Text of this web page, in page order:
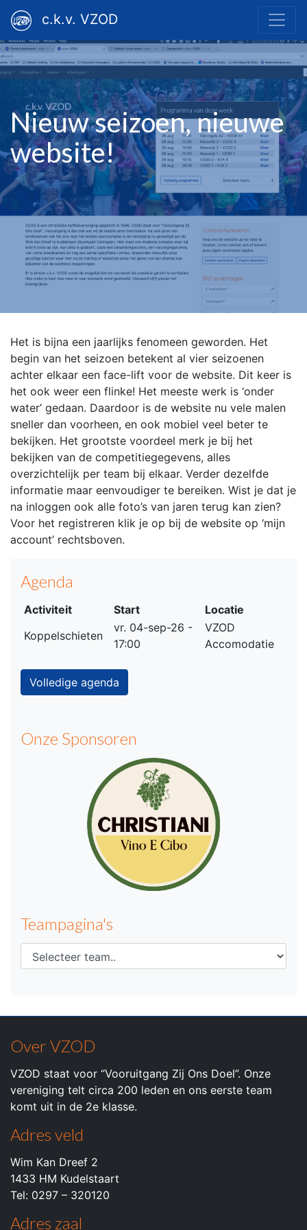
c.k.v. VZOD
Nieuw seizoen, nieuwe
website!
Het is bijna een jaarlijks fenomeen geworden. Het
begin van het seizoen betekent al vier seizoenen
achter elkaar een face-lift voor de website. Dit keer is
het ook weer een flinke! Het meeste werk is ‘onder
water’ gedaan. Daardoor is de website nu vele malen
sneller dan voorheen, en ook mobiel veel beter te
bekijken. Het grootste voordeel merk je bij het
bekijken van de competitiegegevens, alles
overzichtelijk per team bij elkaar. Verder dezelfde
informatie maar eenvoudiger te bereiken. Wist je dat je
na inloggen ook alle foto’s van jaren terug kan zien?
Voor het registreren klik je op bij de website op ‘mijn
account’ rechtsboven.
Agenda
Activiteit Start
Locatie
Koppelschieten
vr. 04-sep-26 -
17:00
VZOD
Accomodatie
Volledige agenda
Onze Sponsoren
Teampagina's
Over VZOD
VZOD staat voor “Vooruitgang Zij Ons Doel”. Onze
vereniging telt circa 200 leden en ons eerste team
komt uit in de 2e klasse.
Adres veld
Wim Kan Dreef 2
1433 HM Kudelstaart
Tel: 0297 – 320120
Adres zaal